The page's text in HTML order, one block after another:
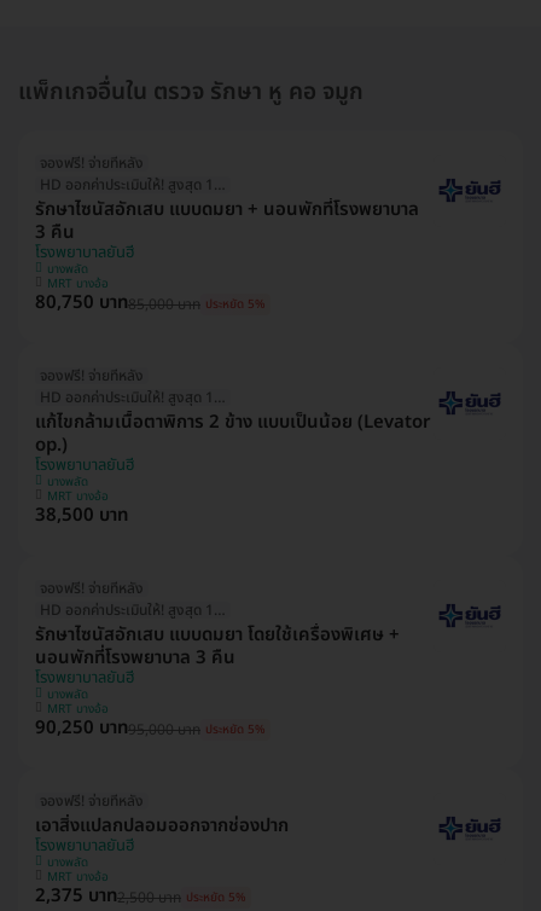
แพ็กเกจอื่นใน ตรวจ รักษา หู คอ จมูก
จองฟรี! จ่ายทีหลัง
HD ออกค่าประเมินให้! สูงสุด 1500 บ.
รักษาไซนัสอักเสบ แบบดมยา + นอนพักที่โรงพยาบาล
3 คืน
โรงพยาบาลยันฮี
บางพลัด
MRT บางอ้อ
80,750 บาท85,000 บาท ประหยัด 5%
จองฟรี! จ่ายทีหลัง
HD ออกค่าประเมินให้! สูงสุด 1500 บ.
แก้ไขกล้ามเนื้อตาพิการ 2 ข้าง แบบเป็นน้อย (Levator
op.)
โรงพยาบาลยันฮี
บางพลัด
MRT บางอ้อ
38,500 บาท
จองฟรี! จ่ายทีหลัง
HD ออกค่าประเมินให้! สูงสุด 1500 บ.
รักษาไซนัสอักเสบ แบบดมยา โดยใช้เครื่องพิเศษ +
นอนพักที่โรงพยาบาล 3 คืน
โรงพยาบาลยันฮี
บางพลัด
MRT บางอ้อ
90,250 บาท95,000 บาท ประหยัด 5%
จองฟรี! จ่ายทีหลัง
เอาสิ่งแปลกปลอมออกจากช่องปาก
โรงพยาบาลยันฮี
บางพลัด
MRT บางอ้อ
2,375 บาท2,500 บาท ประหยัด 5%